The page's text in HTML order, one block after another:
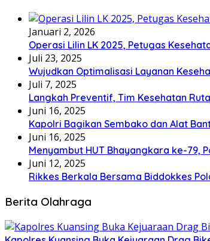
Januari 2, 2026
Operasi Lilin LK 2025, Petugas
Juli 23, 2025
Wujudkan Optimalisasi Layanan
Juli 7, 2025
Langkah Preventif, Tim Kesehatan
Juni 16, 2025
Kapolri Bagikan Sembako dan Alat
Juni 16, 2025
Menyambut HUT Bhayangkara ke-79,
Juni 12, 2025
Rikkes Berkala Bersama Biddokkes
Berita Olahraga